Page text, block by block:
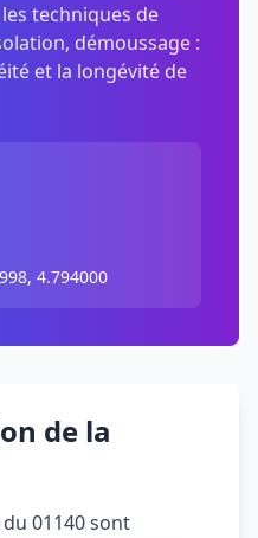
techniques de
démoussage :
et la longévité de
4.794000
de la
01140 sont